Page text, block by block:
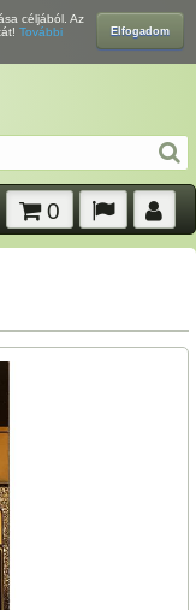
Elfogadom
céljából. Az
További
0